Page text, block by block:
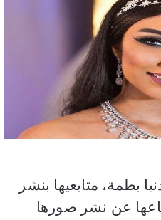
بطمة، متابعيها بنشر
عن نشر صورها